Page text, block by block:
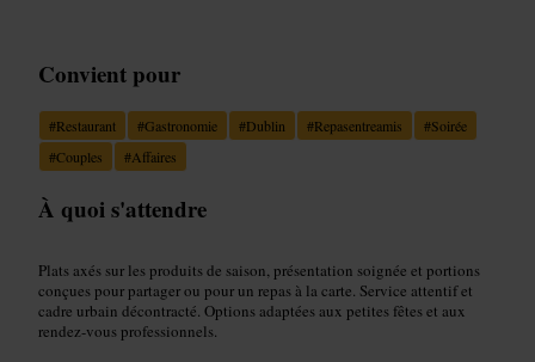
Convient pour
#Restaurant #Gastronomie #Dublin #Repasentreamis #Soirée
#Couples #Affaires
À quoi s'attendre
Plats axés sur les produits de saison, présentation soignée et portions
conçues pour partager ou pour un repas à la carte. Service attentif et
cadre urbain décontracté. Options adaptées aux petites fêtes et aux
rendez-vous professionnels.